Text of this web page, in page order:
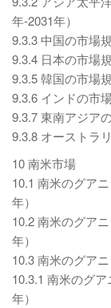
年-2031年）
9.3.3 中国の市場
9.3.4 日本の市場
9.3.5 韓国の市場
9.3.6 インドの市
9.3.7 東南アジア
9.3.8 オーストラ
10 南米市場
10.1 南米のグア
年）
10.2 南米のグア
年）
10.3 南米のグア
10.3.1 南米のグ
年）